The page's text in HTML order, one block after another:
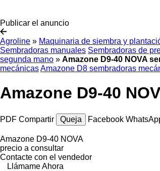
Publicar el anuncio
Agroline » Maquinaria de siembra y
Sembradoras manuales Sembradoras de
segunda mano » Amazone D9-40 NOVA
mecánicasAmazone D8 sembradoras
Amazone D9-40
PDF Compartir Queja Facebook
Amazone D9-40 NOVA
precio a consultar
Contacte con el vendedor
Llámame Ahora